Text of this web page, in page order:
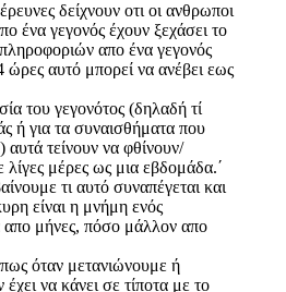
δείχνουν οτι οι ανθρωποι
ένα γεγονός έχουν ξεχάσει το
απο ένα γεγονός
ώρες αυτό μπορεί να ανέβει εως
του γεγονότος (δηλαδή τί
ή για τα συναισθήματα που
τείνουν να φθίνουν/
λίγες μέρες ως μια εβδομάδα.΄
τι αυτό συναπέγεται και
είναι η μνήμη ενός
απο μήνες, πόσο μάλλον απο
όταν μετανιώνουμε ή
να κάνει σε τίποτα με το